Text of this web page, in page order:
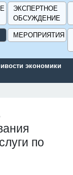
ЭКСПЕРТНОЕ
ОБСУЖДЕНИЕ
МЕРОПРИЯТИЯ
экономики
по